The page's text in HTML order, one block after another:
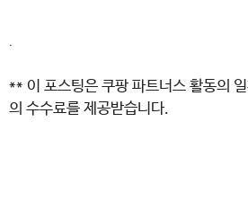
.
** 이 포스팅은 쿠팡 파트너스 활동의
의 수수료를 제공받습니다.